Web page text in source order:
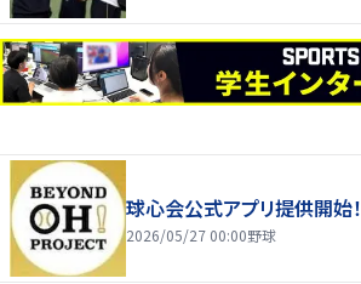
球心会公式アプリ提供開始！
2026/05/27 00:00野球